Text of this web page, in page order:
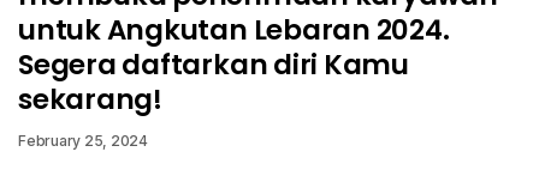
untuk Angkutan Lebaran 2024.
Segera daftarkan diri Kamu
sekarang!
February 25, 2024